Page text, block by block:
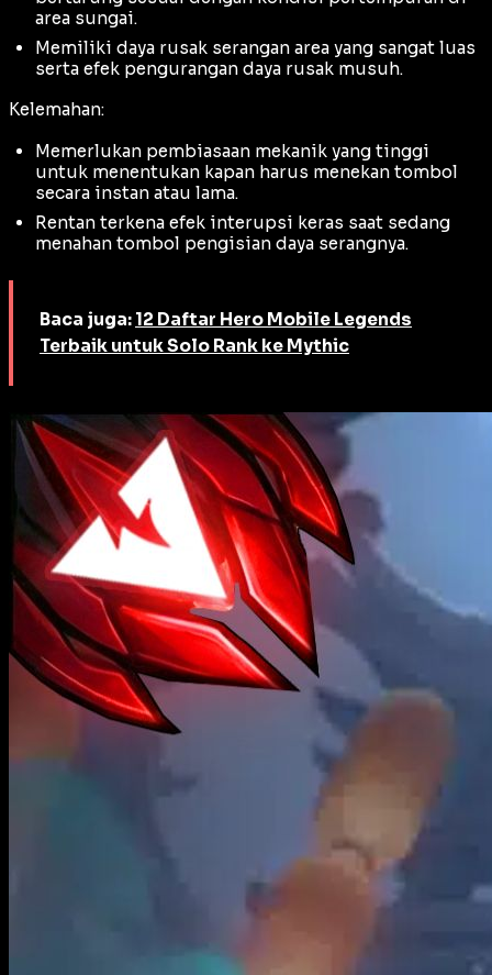
area sungai.
Memiliki daya rusak serangan area yang sangat luas
serta efek pengurangan daya rusak musuh.
Kelemahan:
Memerlukan pembiasaan mekanik yang tinggi
untuk menentukan kapan harus menekan tombol
secara instan atau lama.
Rentan terkena efek interupsi keras saat sedang
menahan tombol pengisian daya serangnya.
Baca juga: 12 Daftar Hero Mobile Legends
Terbaik untuk Solo Rank ke Mythic